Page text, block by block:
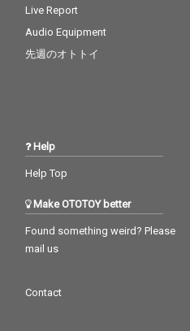
Live Report
Audio Equipment
先週のオトトイ
Help
Help Top
Make OTOTOY better
Found something weird? Please
mail us
Contact